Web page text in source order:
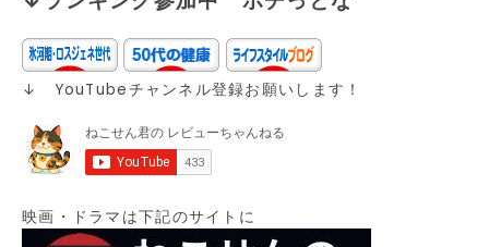
↓ YouTubeチャンネル登録お願いします！
映画・ドラマは下記のサイトに